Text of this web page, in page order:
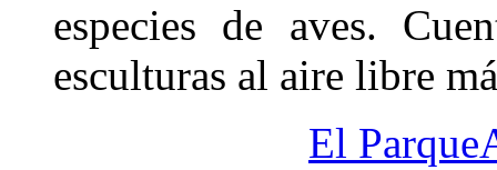
especies de aves.
esculturas al aire libre
El Parque